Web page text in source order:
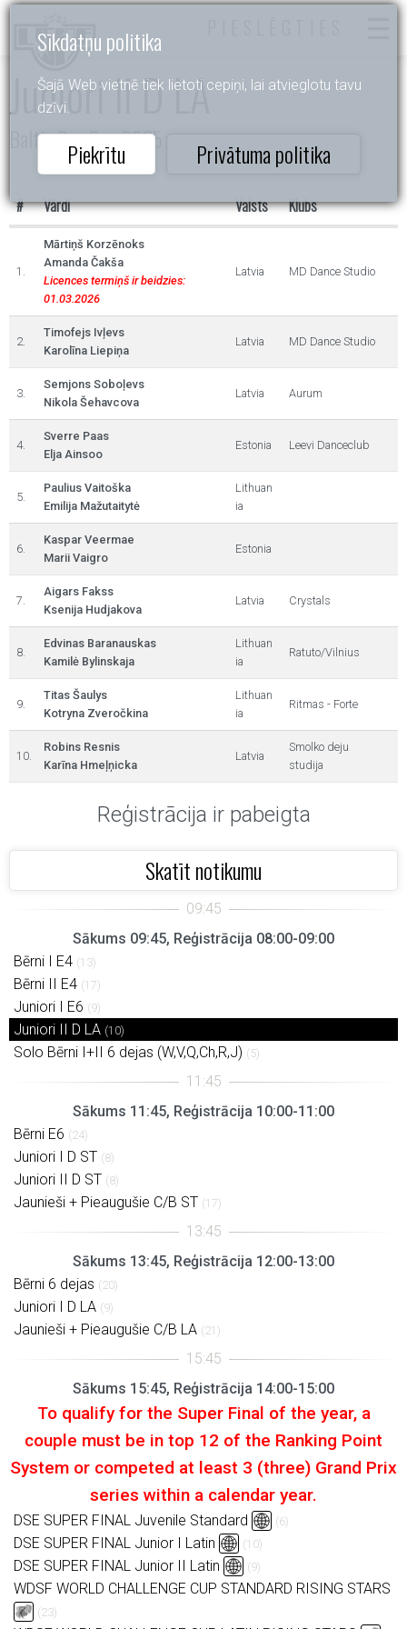
Sīkdatņu politika
Šajā Web vietnē tiek lietoti cepiņi, lai atvieglotu tavu
dzīvi.
Piekrītu Privātuma politika
Juniori II D LA
Baltic Sea Cup 2025
# Vārdi Valsts Klubs
1.
Mārtiņš Korzēnoks
Amanda Čakša
Licences termiņš ir beidzies:
01.03.2026
Latvia MD Dance Studio
2.
Timofejs Ivļevs
Karolīna Liepiņa
Latvia MD Dance Studio
3.
Semjons Soboļevs
Nikola Šehavcova
Latvia Aurum
4.
Sverre Paas
Elja Ainsoo
Estonia Leevi Danceclub
5.
Paulius Vaitoška
Emilija Mažutaitytė
Lithuan
ia
6.
Kaspar Veermae
Marii Vaigro
Estonia
7.
Aigars Fakss
Ksenija Hudjakova
Latvia Crystals
8.
Edvinas Baranauskas
Kamilė Bylinskaja
Lithuan
ia
Ratuto/Vilnius
9.
Titas Šaulys
Kotryna Zveročkina
Lithuan
ia
Ritmas - Forte
10.
Robins Resnis
Karīna Hmeļņicka
Latvia
Smolko deju
studija
Reģistrācija ir pabeigta
Skatīt notikumu
Sākums 09:45, Reģistrācija 08:00-09:00
Bērni I E4 (13)
Bērni II E4 (17)
Juniori I E6 (9)
Juniori II D LA (10)
Solo Bērni I+II 6 dejas (W,V,Q,Ch,R,J) (5)
Sākums 11:45, Reģistrācija 10:00-11:00
Bērni E6 (24)
Juniori I D ST (8)
Juniori II D ST (8)
Jaunieši + Pieaugušie C/B ST (17)
Sākums 13:45, Reģistrācija 12:00-13:00
Bērni 6 dejas (20)
Juniori I D LA (9)
Jaunieši + Pieaugušie C/B LA (21)
Sākums 15:45, Reģistrācija 14:00-15:00
To qualify for the Super Final of the year, a
couple must be in top 12 of the Ranking Point
System or competed at least 3 (three) Grand Prix
series within a calendar year.
DSE SUPER FINAL Juvenile Standard (6)
DSE SUPER FINAL Junior I Latin (10)
DSE SUPER FINAL Junior II Latin (9)
WDSF WORLD CHALLENGE CUP STANDARD RISING STARS
(23)